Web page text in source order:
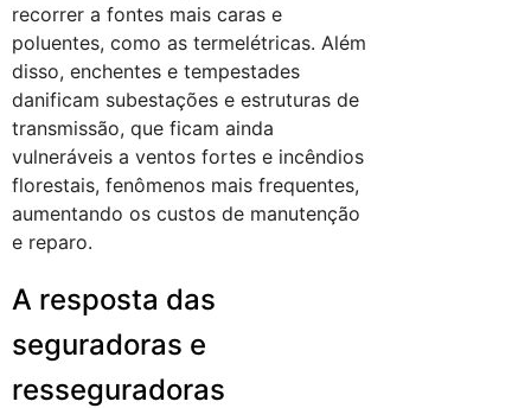
recorrer a fontes mais caras e
poluentes, como as termelétricas. Além
disso, enchentes e tempestades
danificam subestações e estruturas de
transmissão, que ficam ainda
vulneráveis a ventos fortes e incêndios
florestais, fenômenos mais frequentes,
aumentando os custos de manutenção
e reparo.
A resposta das
seguradoras e
resseguradoras